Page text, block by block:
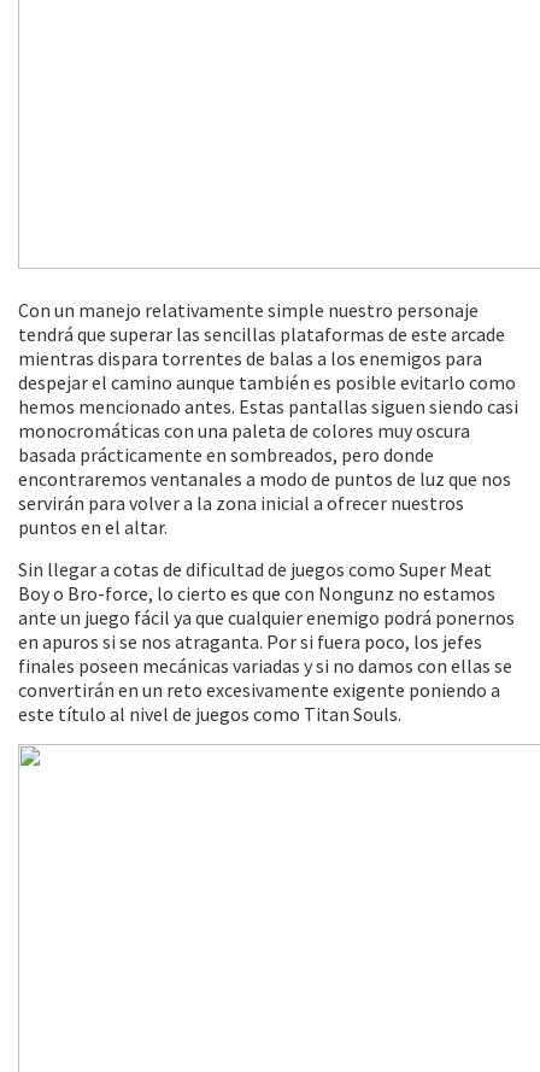
Con un manejo relativamente simple nuestro personaje
tendrá que superar las sencillas plataformas de este arcade
mientras dispara torrentes de balas a los enemigos para
despejar el camino aunque también es posible evitarlo como
hemos mencionado antes. Estas pantallas siguen siendo casi
monocromáticas con una paleta de colores muy oscura
basada prácticamente en sombreados, pero donde
encontraremos ventanales a modo de puntos de luz que nos
servirán para volver a la zona inicial a ofrecer nuestros
puntos en el altar.
Sin llegar a cotas de dificultad de juegos como Super Meat
Boy o Bro-force, lo cierto es que con Nongunz no estamos
ante un juego fácil ya que cualquier enemigo podrá ponernos
en apuros si se nos atraganta. Por si fuera poco, los jefes
finales poseen mecánicas variadas y si no damos con ellas se
convertirán en un reto excesivamente exigente poniendo a
este título al nivel de juegos como Titan Souls.